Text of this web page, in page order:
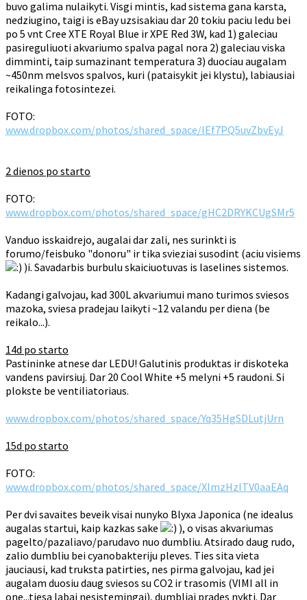
buvo galima nulaikyti. Visgi mintis, kad sistema gana karsta,
nedziugino, taigi is eBay uzsisakiau dar 20 tokiu paciu ledu bei
po 5 vnt Cree XTE Royal Blue ir XPE Red 3W, kad 1) galeciau
pasireguliuoti akvariumo spalva pagal nora 2) galeciau viska
dimminti, taip sumazinant temperatura 3) duociau augalam
~450nm melsvos spalvos, kuri (pataisykit jei klystu), labiausiai
reikalinga fotosintezei.
FOTO:
www.dropbox.com/photos/shared_space/lEf7PQ5uvZbvEyJ
2 dienos po starto
FOTO:
www.dropbox.com/photos/shared_space/gHC2DRYKCUgSMr5
Vanduo isskaidrejo, augalai dar zali, nes surinkti is
forumo/feisbuko "donoru" ir tika svieziai susodint (aciu visiems
)i. Savadarbis burbulu skaiciuotuvas is laselines sistemos.
Kadangi galvojau, kad 300L akvariumui mano turimos sviesos
mazoka, sviesa pradejau laikyti ~12 valandu per diena (be
reikalo...).
14d po starto
Pastininke atnese dar LEDU! Galutinis produktas ir diskoteka
vandens pavirsiuj. Dar 20 Cool White +5 melyni +5 raudoni. Si
plokste be ventiliatoriaus.
www.dropbox.com/photos/shared_space/Yq35HgSDLutjUrn
15d po starto
FOTO:
www.dropbox.com/photos/shared_space/XImzHzITV0aaEAq
Per dvi savaites beveik visai nunyko Blyxa Japonica (ne idealus
augalas startui, kaip kazkas sake
), o visas akvariumas
pagelto/pazaliavo/parudavo nuo dumbliu. Atsirado daug rudo,
zalio dumbliu bei cyanobakteriju pleves. Ties sita vieta
jauciausi, kad truksta patirties, nes pirma galvojau, kad jei
augalam duosiu daug sviesos su CO2 ir trasomis (VIMI all in
one...tiesa labai nesistemingai), dumbliai prades nykti. Dar